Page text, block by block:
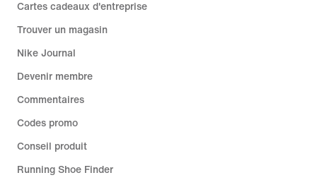
Cartes cadeaux d'entreprise
Trouver un magasin
Nike Journal
Devenir membre
Commentaires
Codes promo
Conseil produit
Running Shoe Finder